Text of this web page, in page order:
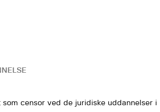
som censor ved de juridiske uddannelser